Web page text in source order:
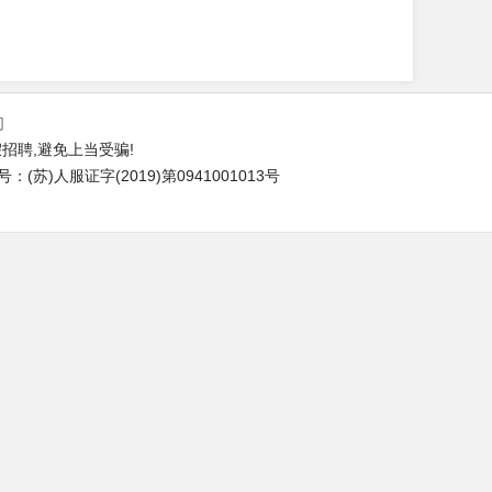
聘,避免上当受骗!
(苏)人服证字(2019)第0941001013号